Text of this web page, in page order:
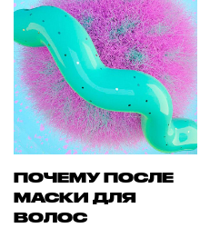
ПОЧЕМУ ПОСЛЕ
МАСКИ ДЛЯ
ВОЛОС